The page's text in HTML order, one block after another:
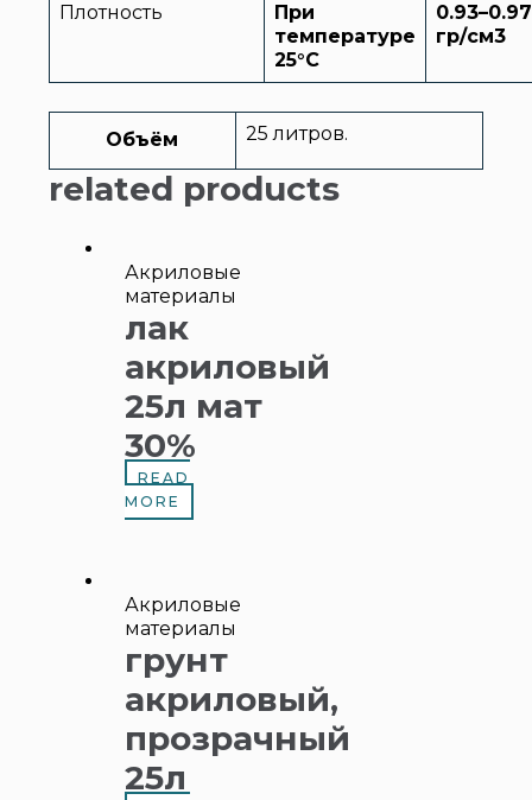
Плотность
При
температуре
25°C
0.93–0.97
гр/см3
Объём 25 литров.
related products
Акриловые
материалы
лак
акриловый
25л мат
30%
READ
MORE
Акриловые
материалы
грунт
акриловый,
прозрачный
25л